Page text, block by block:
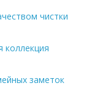
чистки
коллекция
заметок